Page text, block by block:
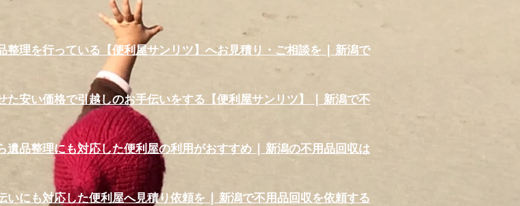
整理を行っている【便利屋サンリツ】へお見積り・ご相談を | 新潟で
た安い価格で引越しのお手伝いをする【便利屋サンリツ】 | 新潟で不
遺品整理にも対応した便利屋の利用がおすすめ | 新潟の不用品回収は
いにも対応した便利屋へ見積り依頼を | 新潟で不用品回収を依頼する